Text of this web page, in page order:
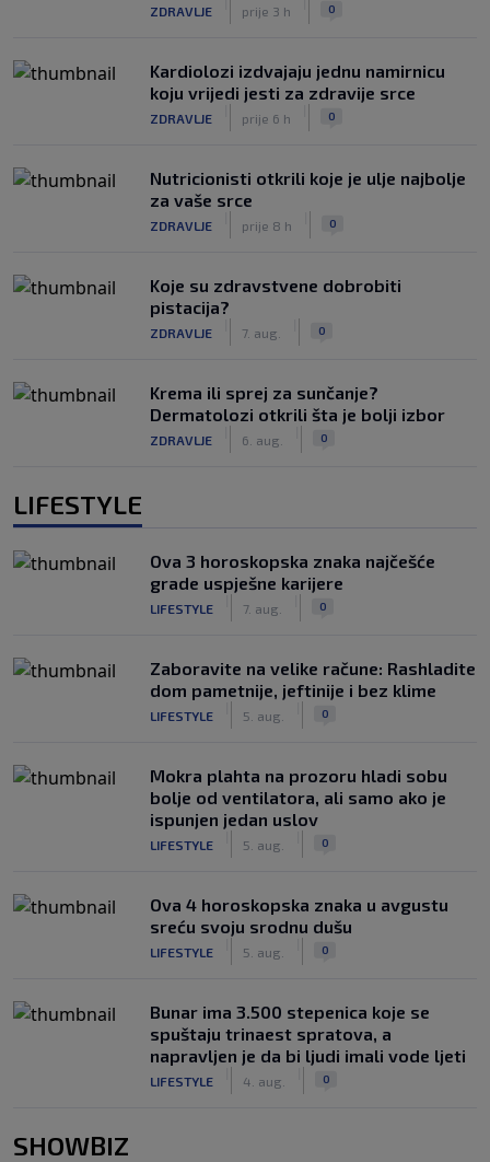
ZDRAVLJE prije 3 h 0
Kardiolozi izdvajaju jednu namirnicu
koju vrijedi jesti za zdravije srce
ZDRAVLJE prije 6 h 0
Nutricionisti otkrili koje je ulje najbolje
za vaše srce
ZDRAVLJE prije 8 h 0
Koje su zdravstvene dobrobiti
pistacija?
ZDRAVLJE 7. aug. 0
Krema ili sprej za sunčanje?
Dermatolozi otkrili šta je bolji izbor
ZDRAVLJE 6. aug. 0
LIFESTYLE
Ova 3 horoskopska znaka najčešće
grade uspješne karijere
LIFESTYLE 7. aug. 0
Zaboravite na velike račune: Rashladite
dom pametnije, jeftinije i bez klime
LIFESTYLE 5. aug. 0
Mokra plahta na prozoru hladi sobu
bolje od ventilatora, ali samo ako je
ispunjen jedan uslov
LIFESTYLE 5. aug. 0
Ova 4 horoskopska znaka u avgustu
sreću svoju srodnu dušu
LIFESTYLE 5. aug. 0
Bunar imа 3.500 stepenica koje se
spuštaju trinaest spratova, a
napravljen je da bi ljudi imali vode ljeti
LIFESTYLE 4. aug. 0
SHOWBIZ